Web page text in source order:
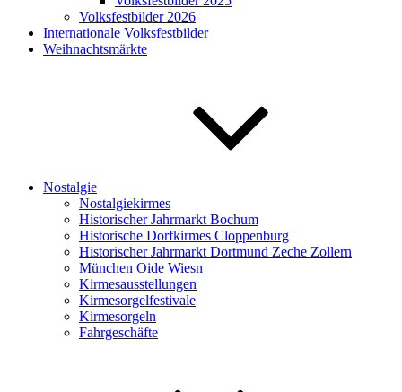
Volksfestbilder 2026
Internationale Volksfestbilder
Weihnachtsmärkte
Nostalgie
Nostalgiekirmes
Historischer Jahrmarkt Bochum
Historische Dorfkirmes Cloppenburg
Historischer Jahrmarkt Dortmund Zeche Zollern
München Oide Wiesn
Kirmesausstellungen
Kirmesorgelfestivale
Kirmesorgeln
Fahrgeschäfte